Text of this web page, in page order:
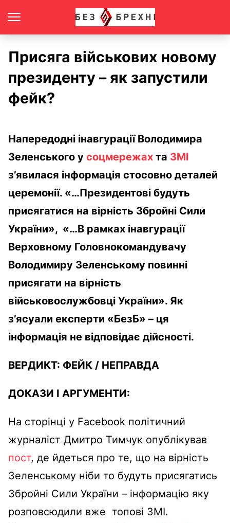
Присяга військових новому
президенту – як запустили
фейк?
Напередодні інавгурації Володимира
Зеленського у соцмережах та ЗМІ
з’явилася інформація стосовно деталей
церемонії. «…Президентові будуть
присягатися на вірність Збройні Сили
України», «…В рамках інавгурації
Верховному Головнокомандувачу
Володимиру Зеленському повинні
присягати на вірність
військовослужбовці України». Як
з’ясуали експерти «БезБ» – ця
інформація не відповідає дійсності.
ВЕРДИКТ: ФЕЙК / НЕПРАВДА
ДОКАЗИ І АРГУМЕНТИ:
На сторінці у Facebook політичний
журналіст Дмитро Тимчук опублікував
пост, де йдеться про те, що на вірність
Зеленському ніби то будуть присягатись
Збройні Сили України – інформацію яку
розповсюдили вже топові ЗМІ.